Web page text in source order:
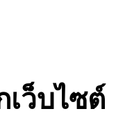
ว็บไซต์